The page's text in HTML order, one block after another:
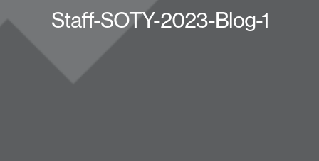
Staff-SOTY-2023-Blog-1